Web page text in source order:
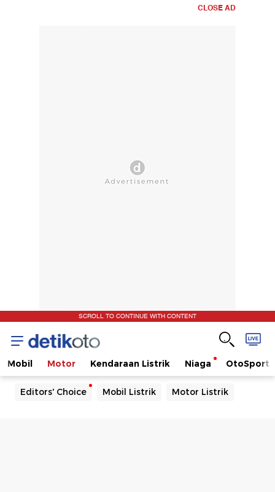
CLOSE AD
SCROLL TO CONTINUE WITH CONTENT
Mobil Motor Kendaraan Listrik Niaga OtoSport
Editors' Choice Mobil Listrik Motor Listrik